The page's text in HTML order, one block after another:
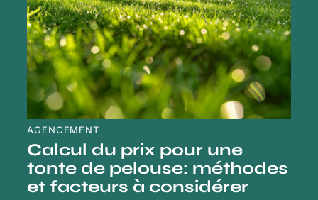
AGENCEMENT
Calcul du prix pour une
tonte de pelouse: méthodes
et facteurs à considérer